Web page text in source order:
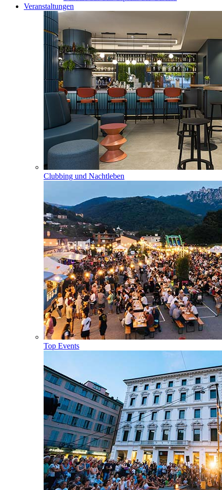
Veranstaltungen
Clubbing und Nachtleben
Top Events